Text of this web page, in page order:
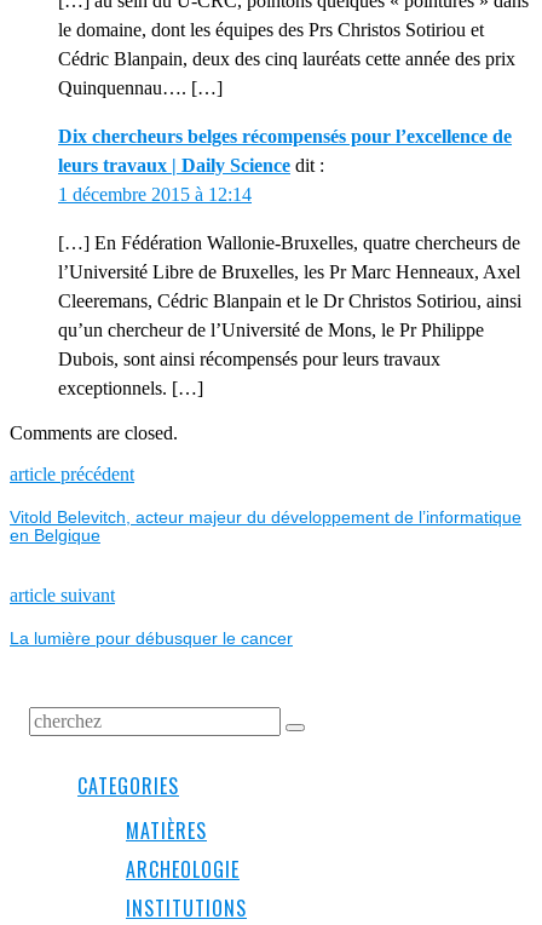
le domaine, dont les équipes des Prs Christos Sotiriou et
Cédric Blanpain, deux des cinq lauréats cette année des prix
Quinquennau…. […]
Dix chercheurs belges récompensés pour l’excellence de
leurs travaux | Daily Science dit :
1 décembre 2015 à 12:14
[…] En Fédération Wallonie-Bruxelles, quatre chercheurs de
l’Université Libre de Bruxelles, les Pr Marc Henneaux, Axel
Cleeremans, Cédric Blanpain et le Dr Christos Sotiriou, ainsi
qu’un chercheur de l’Université de Mons, le Pr Philippe
Dubois, sont ainsi récompensés pour leurs travaux
exceptionnels. […]
Comments are closed.
NAVIGATION
DE
L’ARTICLE
article précédentPrevious
Vitold Belevitch, acteur majeur du développement de l’informatique
en Belgique
article suivantNext
La lumière pour débusquer le cancer
CATEGORIES
MATIÈRES
ARCHEOLOGIE
INSTITUTIONS